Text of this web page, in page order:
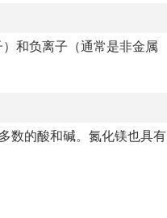
和负离子（通常是非金属
数的酸和碱。氮化镁也具有